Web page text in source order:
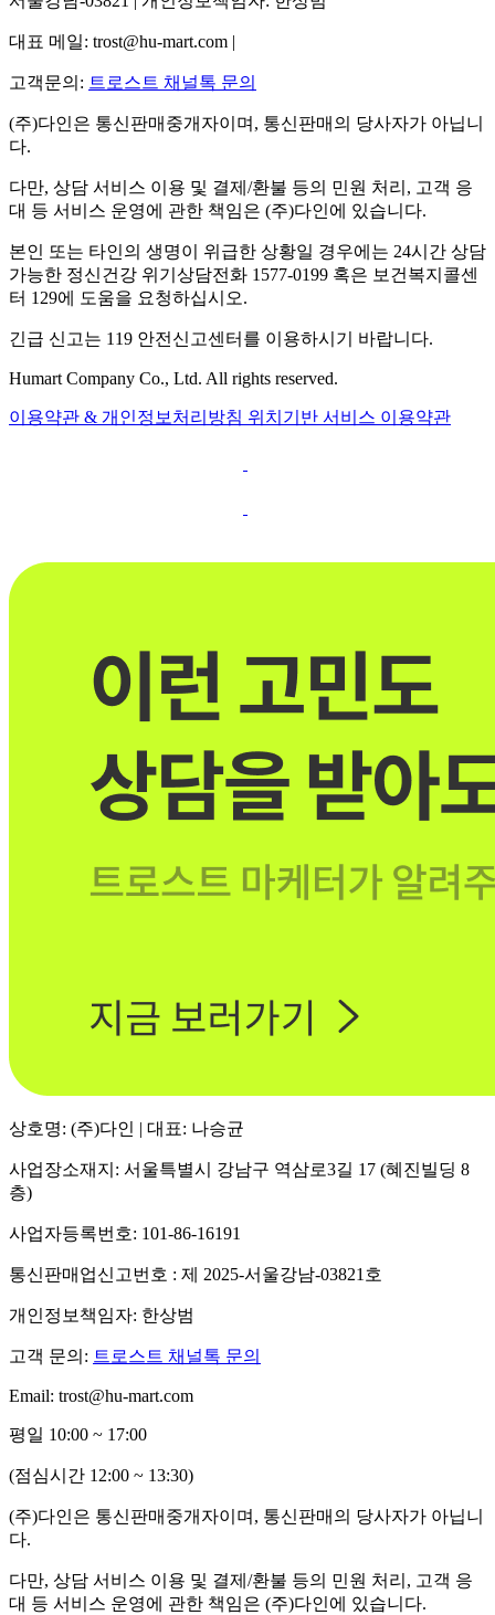
대표 메일: trost@hu-mart.com |
고객문의: 트로스트 채널톡 문의
(주)다인은 통신판매중개자이며, 통신판매의 당사자가 아닙니
다.
다만, 상담 서비스 이용 및 결제/환불 등의 민원 처리, 고객 응
대 등 서비스 운영에 관한 책임은 (주)다인에 있습니다.
본인 또는 타인의 생명이 위급한 상황일 경우에는 24시간 상담
가능한 정신건강 위기상담전화 1577-0199 혹은 보건복지콜센
터 129에 도움을 요청하십시오.
긴급 신고는 119 안전신고센터를 이용하시기 바랍니다.
Humart Company Co., Ltd. All rights reserved.
이용약관 & 개인정보처리방침 위치기반 서비스 이용약관
상호명: (주)다인 | 대표: 나승균
사업장소재지: 서울특별시 강남구 역삼로3길 17 (혜진빌딩 8
층)
사업자등록번호: 101-86-16191
통신판매업신고번호 : 제 2025-서울강남-03821호
개인정보책임자: 한상범
고객 문의: 트로스트 채널톡 문의
Email: trost@hu-mart.com
평일 10:00 ~ 17:00
(점심시간 12:00 ~ 13:30)
(주)다인은 통신판매중개자이며, 통신판매의 당사자가 아닙니
다.
다만, 상담 서비스 이용 및 결제/환불 등의 민원 처리, 고객 응
대 등 서비스 운영에 관한 책임은 (주)다인에 있습니다.